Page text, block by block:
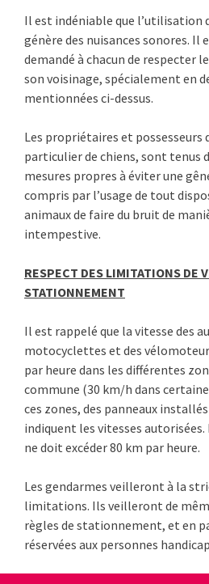
Il est indéniable que l’utilisation
génère des nuisances sonores.
demandé à chacun de respecter
son voisinage, spécialement en
mentionnées ci-dessus.
Les propriétaires et possesseurs
particulier de chiens, sont tenus
mesures propres à éviter une
compris par l’usage de tout
animaux de faire du bruit de
intempestive.
RESPECT DES LIMITATIONS DE
STATIONNEMENT
Il est rappelé que la vitesse des
motocyclettes et des
par heure dans les différentes
commune (30 km/h dans
ces zones, des panneaux
indiquent les vitesses autorisées.
ne doit excéder 80 km par heure.
Les gendarmes veilleront à la
limitations. Ils veilleront de
règles de stationnement, et en
réservées aux personnes